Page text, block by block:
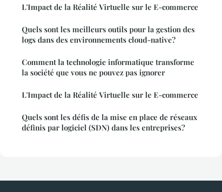
L'Impact de la Réalité Virtuelle sur le E-commerce
Quels sont les meilleurs outils pour la gestion des
logs dans des environnements cloud-native?
Comment la technologie informatique transforme
la société que vous ne pouvez pas ignorer
L'Impact de la Réalité Virtuelle sur le E-commerce
Quels sont les défis de la mise en place de réseaux
définis par logiciel (SDN) dans les entreprises?